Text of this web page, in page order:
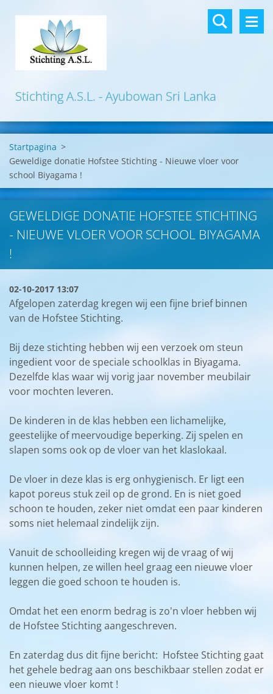
Stichting A.S.L. - Ayubowan Sri Lanka
Startpagina >
Geweldige donatie Hofstee Stichting - Nieuwe vloer voor
school Biyagama !
GEWELDIGE DONATIE HOFSTEE STICHTING
- NIEUWE VLOER VOOR SCHOOL BIYAGAMA
!
02-10-2017 13:07
Afgelopen zaterdag kregen wij een fijne brief binnen
van de Hofstee Stichting.
Bij deze stichting hebben wij een verzoek om steun
ingedient voor de speciale schoolklas in Biyagama.
Dezelfde klas waar wij vorig jaar november meubilair
voor mochten leveren.
De kinderen in de klas hebben een lichamelijke,
geestelijke of meervoudige beperking. Zij spelen en
slapen soms ook op de vloer van het klaslokaal.
De vloer in deze klas is erg onhygienisch. Er ligt een
kapot poreus stuk zeil op de grond. En is niet goed
schoon te houden, zeker niet omdat een paar kinderen
soms niet helemaal zindelijk zijn.
Vanuit de schoolleiding kregen wij de vraag of wij
kunnen helpen, ze willen heel graag een nieuwe vloer
leggen die goed schoon te houden is.
Omdat het een enorm bedrag is zo'n vloer hebben wij
de Hofstee Stichting aangeschreven.
En zaterdag dus dit fijne bericht: Hofstee Stichting gaat
het gehele bedrag aan ons beschikbaar stellen zodat er
een nieuwe vloer komt !